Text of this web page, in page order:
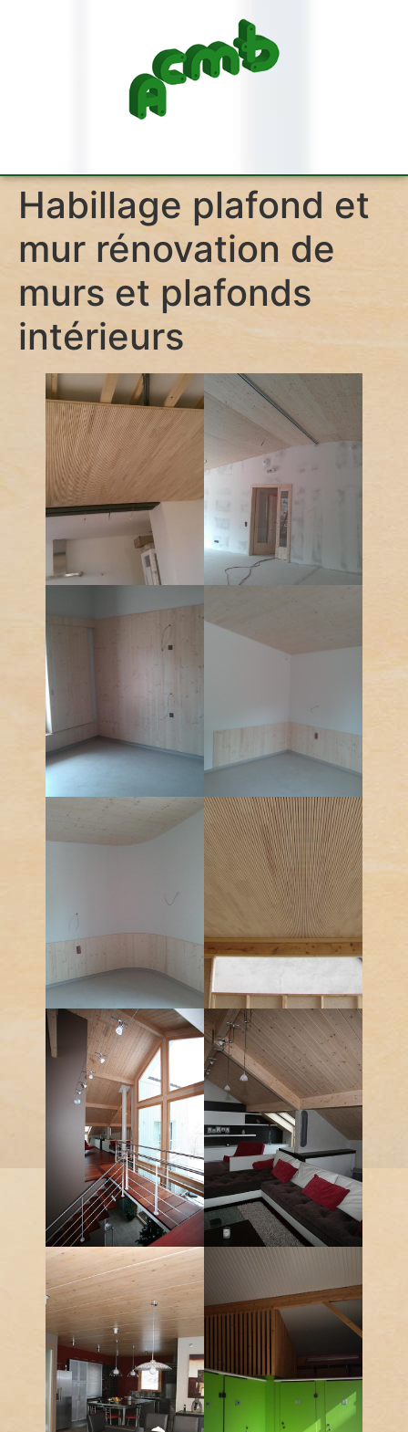
Habillage plafond et
mur rénovation de
murs et plafonds
intérieurs